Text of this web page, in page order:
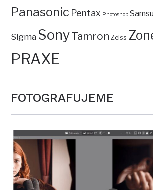
Panasonic Pentax Photoshop
Sigma SonyTamron Zeiss
PRAXE
FOTOGRAFUJEME